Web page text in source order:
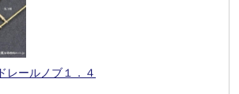
ールノブ１．４